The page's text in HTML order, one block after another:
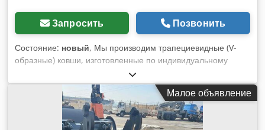
Запросить Позвонить
Состояние: новый, Мы производим трапециевидные (V-
образные) ковши, изготовленные по индивидуальному
заказу в соответствии с размерами вашего канала. Dedpfx
Amswn E A Hefjck
Малое объявление